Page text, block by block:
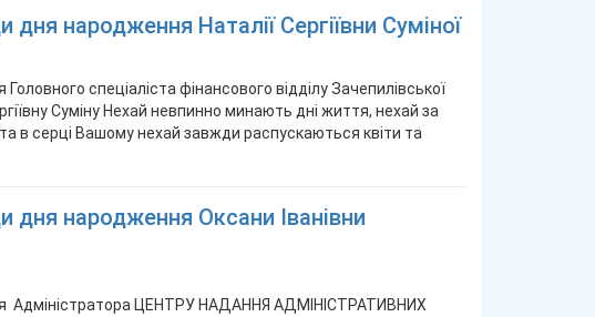
дня народження Наталії Сергіївни Суміної
спеціаліста фінансового відділу Зачепилівської
Суміну Нехай невпинно минають дні життя, нехай за
в серці Вашому нехай завжди распускаються квіти та
дня народження Оксани Іванівни
Адміністратора ЦЕНТРУ НАДАННЯ АДМІНІСТРАТИВНИХ